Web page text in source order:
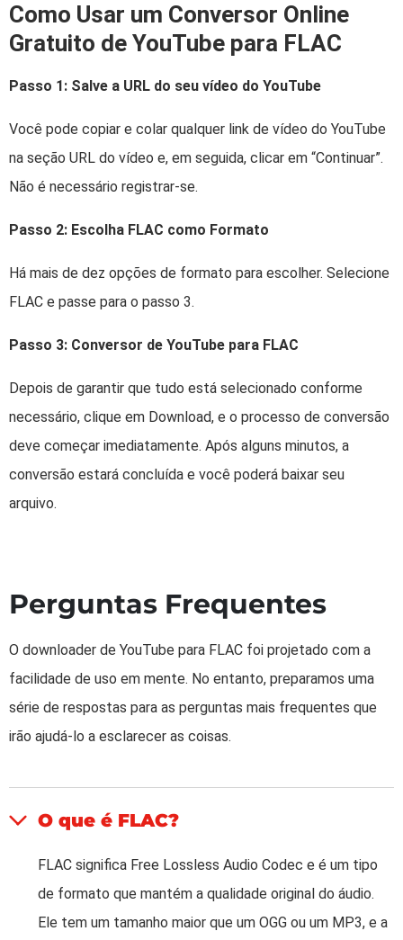
Como Usar um Conversor Online
Gratuito de YouTube para FLAC
Passo 1: Salve a URL do seu vídeo do YouTube
Você pode copiar e colar qualquer link de vídeo do YouTube
na seção URL do vídeo e, em seguida, clicar em “Continuar”.
Não é necessário registrar-se.
Passo 2: Escolha FLAC como Formato
Há mais de dez opções de formato para escolher. Selecione
FLAC e passe para o passo 3.
Passo 3: Conversor de YouTube para FLAC
Depois de garantir que tudo está selecionado conforme
necessário, clique em Download, e o processo de conversão
deve começar imediatamente. Após alguns minutos, a
conversão estará concluída e você poderá baixar seu
arquivo.
Perguntas Frequentes
O downloader de YouTube para FLAC foi projetado com a
facilidade de uso em mente. No entanto, preparamos uma
série de respostas para as perguntas mais frequentes que
irão ajudá-lo a esclarecer as coisas.
O que é FLAC?
FLAC significa Free Lossless Audio Codec e é um tipo
de formato que mantém a qualidade original do áudio.
Ele tem um tamanho maior que um OGG ou um MP3, e a